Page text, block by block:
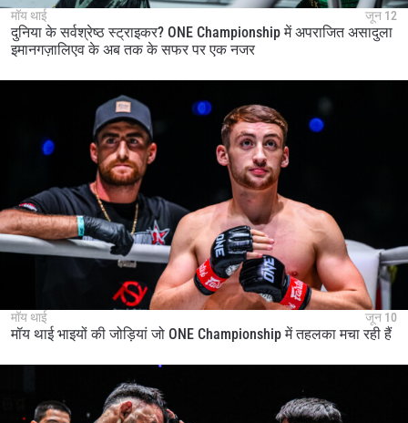
मॉय थाई जून 12
दुनिया के सर्वश्रेष्ठ स्ट्राइकर? ONE Championship में अपराजित असादुला
इमानगज़ालिएव के अब तक के सफर पर एक नजर
मॉय थाई जून 10
मॉय थाई भाइयों की जोड़ियां जो ONE Championship में तहलका मचा रही हैं